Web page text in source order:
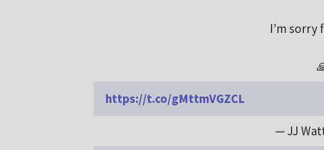
I’m sorry
https://t.co/gMttmVGZCL
— JJ